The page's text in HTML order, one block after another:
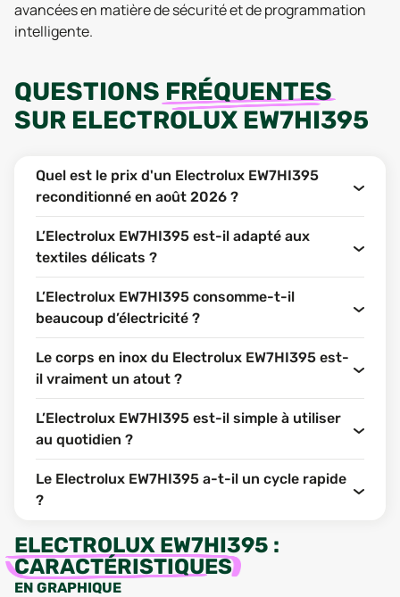
avancées en matière de sécurité et de programmation
intelligente.
QUESTIONS FRÉQUENTES
SUR ELECTROLUX EW7HI395
Quel est le prix d'un Electrolux EW7HI395
reconditionné en août 2026 ?
L’Electrolux EW7HI395 est-il adapté aux
textiles délicats ?
L’Electrolux EW7HI395 consomme-t-il
beaucoup d’électricité ?
Le corps en inox du Electrolux EW7HI395 est-
il vraiment un atout ?
L’Electrolux EW7HI395 est-il simple à utiliser
au quotidien ?
Le Electrolux EW7HI395 a-t-il un cycle rapide
?
ELECTROLUX EW7HI395 :
CARACTÉRISTIQUES
EN GRAPHIQUE